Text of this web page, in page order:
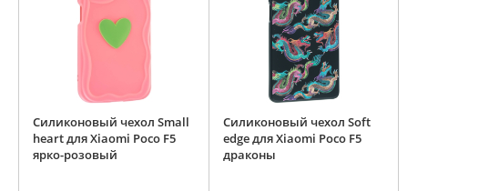
Силиконовый чехол Small
heart для Xiaomi Poco F5
ярко-розовый
Силиконовый чехол Soft
edge для Xiaomi Poco F5
драконы